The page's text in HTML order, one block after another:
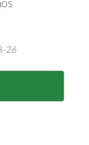
26